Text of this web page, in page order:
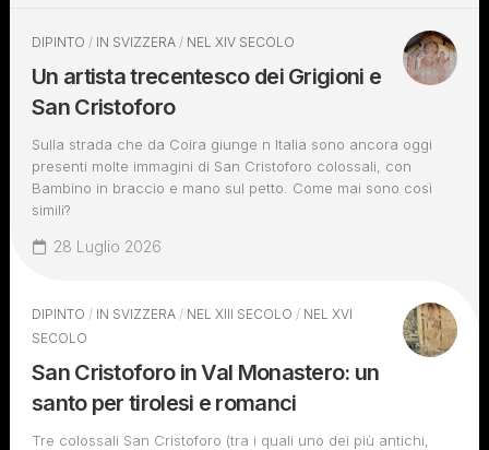
DIPINTO / IN SVIZZERA / NEL XIV SECOLO
Un artista trecentesco dei Grigioni e
San Cristoforo
Sulla strada che da Coira giunge n Italia sono ancora oggi
presenti molte immagini di San Cristoforo colossali, con
Bambino in braccio e mano sul petto. Come mai sono così
simili?
28 Luglio 2026
DIPINTO / IN SVIZZERA / NEL XIII SECOLO / NEL XVI
SECOLO
San Cristoforo in Val Monastero: un
santo per tirolesi e romanci
Tre colossali San Cristoforo (tra i quali uno dei più antichi,